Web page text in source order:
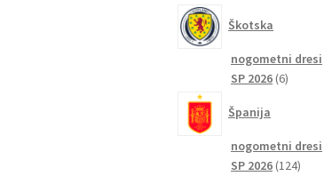
Škotska
nogometni dresi
SP 2026 66
Španija
nogometni dresi
SP 2026 124124